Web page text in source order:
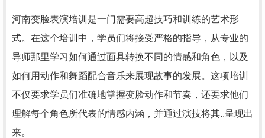
河南变脸表演培训是一门需要高超技巧和训练的艺术形
式。在这个培训中，学员们将接受严格的指导，从专业的
导师那里学习如何通过面具转换不同的情感和角色，以及
如何用动作和舞蹈配合音乐来展现故事的发展。这项培训
不仅要求学员们准确地掌握变脸动作和节奏，还要求他们
理解每个角色所代表的情感内涵，并通过演技将其..呈现出
来。